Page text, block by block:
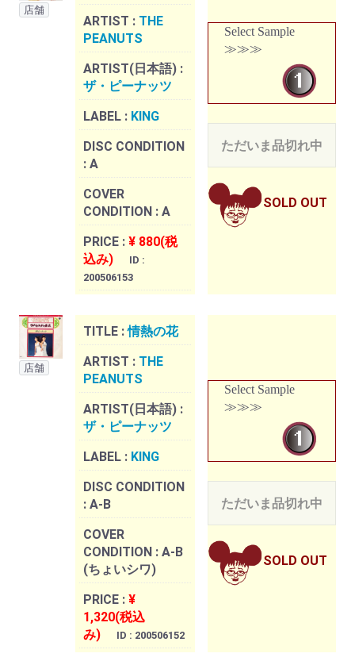
店舗
ARTIST : THE
PEANUTS
ARTIST(日本語) :
ザ・ピーナッツ
LABEL : KING
DISC CONDITION
: A
COVER
CONDITION : A
PRICE : ¥ 880(税
込み)
ID :
200506153
Select Sample
≫≫≫
ただいま品切れ中
SOLD OUT
店舗
TITLE :情熱の花
ARTIST : THE
PEANUTS
ARTIST(日本語) :
ザ・ピーナッツ
LABEL : KING
DISC CONDITION
: A-B
COVER
CONDITION : A-B
(ちょいシワ)
PRICE : ¥
1,320(税込
み)
ID : 200506152
Select Sample
≫≫≫
ただいま品切れ中
SOLD OUT